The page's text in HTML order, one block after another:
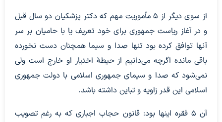
از سوی دیگر از 5 مأموریت مهم که دکتر پزشکیان دو سال قبل
و در آغاز ریاست جمهوری برای خود تعریف یا با حامیان بر سر
آنها توافق کرده بود تنها صدا و سیما همچنان دست نخورده
باقی مانده اگرچه می‌دانیم از حیطۀ اختیار او خارج است ولی
نمی‌شود که صدا و سیمای جمهوری اسلامی با دولت جمهوری
اسلامی این قدر زاویه و تباین داشته باشد.
آن 5 فقره اینها بود: قانون حجاب اجباری که به رغم تصویب